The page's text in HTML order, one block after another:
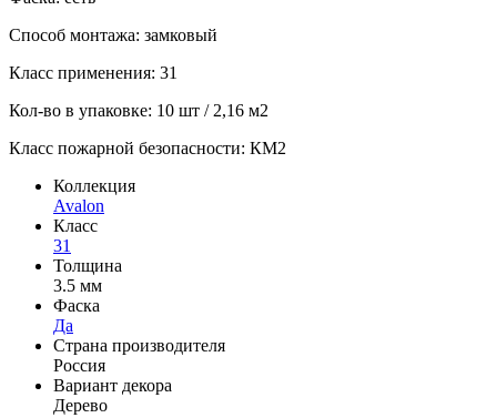
Способ монтажа: замковый
Класс применения: 31
Кол-во в упаковке: 10 шт / 2,16 м2
Класс пожарной безопасности: КМ2
Коллекция
Avalon
Класс
31
Толщина
3.5 мм
Фаска
Да
Страна производителя
Россия
Вариант декора
Дерево